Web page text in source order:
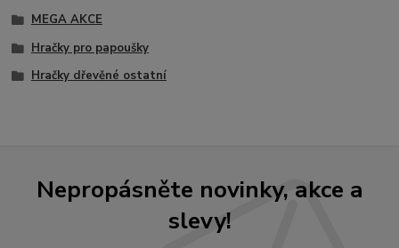
MEGA AKCE
Hračky pro papoušky
Hračky dřevěné ostatní
Nepropásněte novinky, akce a
slevy!